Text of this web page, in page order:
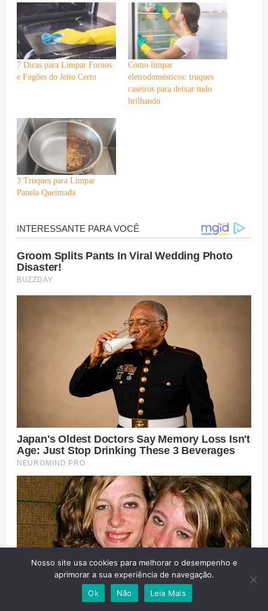
7 Dicas para Limpar Fornos
e Fogões do Jeito Certo
Como limpar
eletrodomésticos: truques
caseiros para deixar tudo
brilhando
3 Truques para Limpar
Panela Queimada
Nosso site usa cookies para melhorar o desempenho e
aprimorar a sua experiência de navegação.
Ok
Não Leia Mais